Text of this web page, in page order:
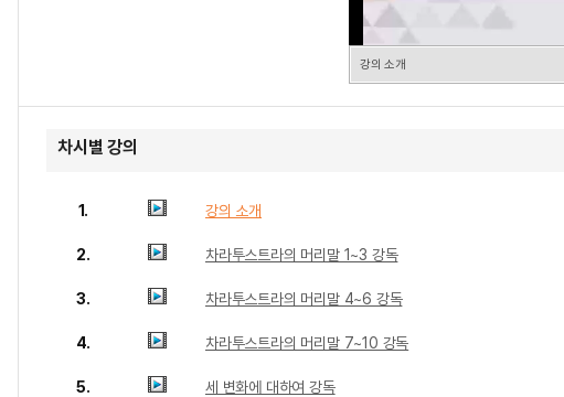
강의 소개
차시별 강의
1. 강의 소개
2. 차라투스트라의 머리말 1~3 강독
3. 차라투스트라의 머리말 4~6 강독
4. 차라투스트라의 머리말 7~10 강독
5. 세 변화에 대하여 강독